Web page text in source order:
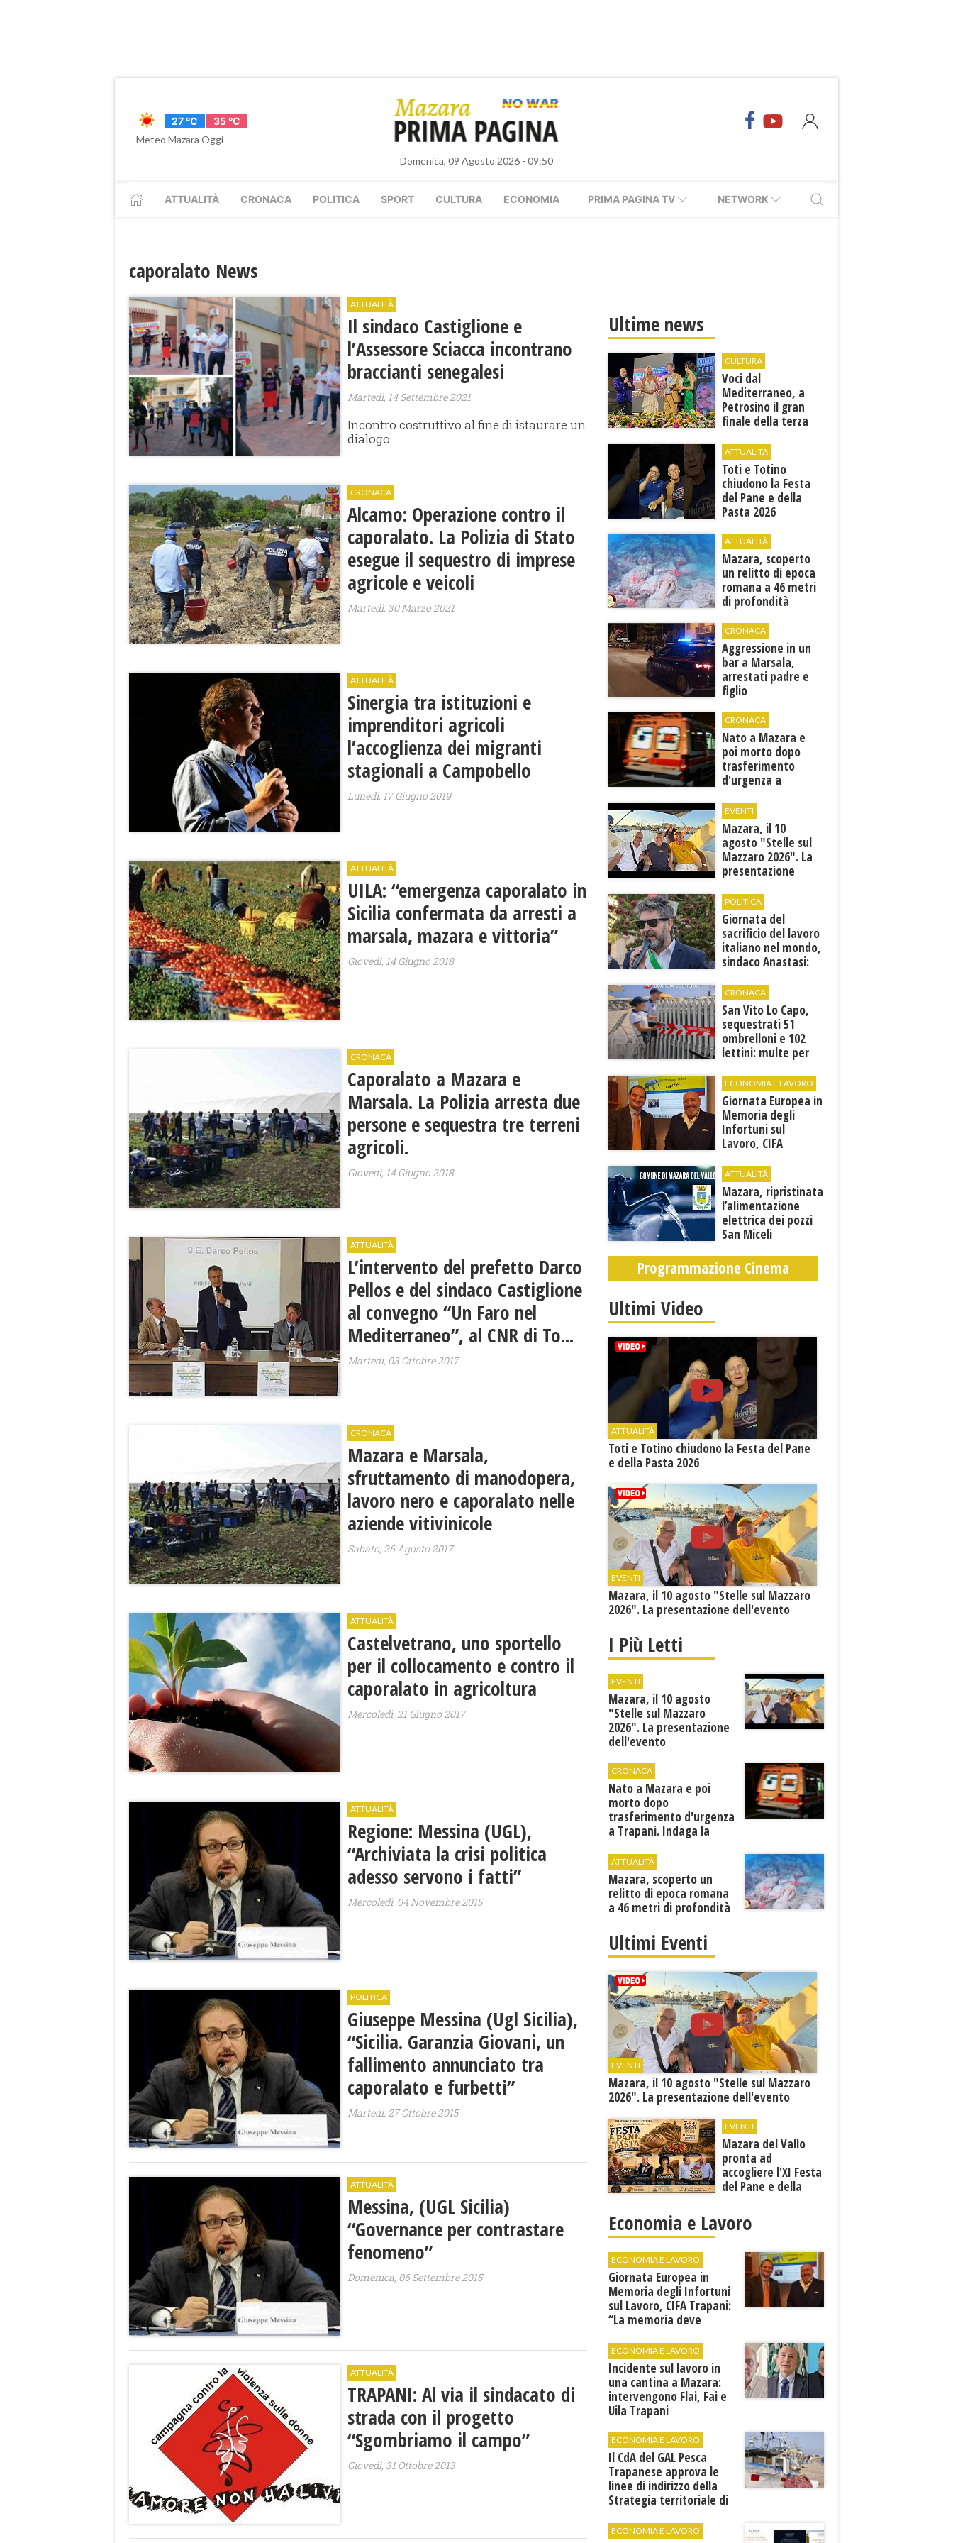
27 °C
35 °C
Meteo Mazara Oggi
Domenica, 09 Agosto 2026 - 09:50
ATTUALITÀ CRONACA POLITICA SPORT CULTURA ECONOMIA PRIMA PAGINA TV NETWORK
caporalato News
ATTUALITÀ
Il sindaco Castiglione e
l’Assessore Sciacca incontrano
braccianti senegalesi
Martedì, 14 Settembre 2021
Incontro costruttivo al fine di istaurare un
dialogo
CRONACA
Alcamo: Operazione contro il
caporalato. La Polizia di Stato
esegue il sequestro di imprese
agricole e veicoli
Martedì, 30 Marzo 2021
ATTUALITÀ
Sinergia tra istituzioni e
imprenditori agricoli
l’accoglienza dei migranti
stagionali a Campobello
Lunedì, 17 Giugno 2019
ATTUALITÀ
UILA: “emergenza caporalato in
Sicilia confermata da arresti a
marsala, mazara e vittoria”
Giovedì, 14 Giugno 2018
CRONACA
Caporalato a Mazara e
Marsala. La Polizia arresta due
persone e sequestra tre terreni
agricoli.
Giovedì, 14 Giugno 2018
ATTUALITÀ
L’intervento del prefetto Darco
Pellos e del sindaco Castiglione
al convegno “Un Faro nel
Mediterraneo”, al CNR di To...
Martedì, 03 Ottobre 2017
CRONACA
Mazara e Marsala,
sfruttamento di manodopera,
lavoro nero e caporalato nelle
aziende vitivinicole
Sabato, 26 Agosto 2017
ATTUALITÀ
Castelvetrano, uno sportello
per il collocamento e contro il
caporalato in agricoltura
Mercoledì, 21 Giugno 2017
ATTUALITÀ
Regione: Messina (UGL),
“Archiviata la crisi politica
adesso servono i fatti”
Mercoledì, 04 Novembre 2015
POLITICA
Giuseppe Messina (Ugl Sicilia),
“Sicilia. Garanzia Giovani, un
fallimento annunciato tra
caporalato e furbetti”
Martedì, 27 Ottobre 2015
ATTUALITÀ
Messina, (UGL Sicilia)
“Governance per contrastare
fenomeno”
Domenica, 06 Settembre 2015
ATTUALITÀ
TRAPANI: Al via il sindacato di
strada con il progetto
“Sgombriamo il campo”
Giovedì, 31 Ottobre 2013
Ultime news
CULTURA
Voci dal
Mediterraneo, a
Petrosino il gran
finale della terza
palco i Jalisse
ATTUALITÀ
Toti e Totino
chiudono la Festa
del Pane e della
Pasta 2026
ATTUALITÀ
Mazara, scoperto
un relitto di epoca
romana a 46 metri
di profondità
CRONACA
Aggressione in un
bar a Marsala,
arrestati padre e
figlio
CRONACA
Nato a Mazara e
poi morto dopo
trasferimento
d'urgenza a
Procura
EVENTI
Mazara, il 10
agosto "Stelle sul
Mazzaro 2026". La
presentazione
POLITICA
Giornata del
sacrificio del lavoro
italiano nel mondo,
sindaco Anastasi:
Marcinelle parla al
presente”
CRONACA
San Vito Lo Capo,
sequestrati 51
ombrelloni e 102
lettini: multe per
ECONOMIA E LAVORO
Giornata Europea in
Memoria degli
Infortuni sul
Lavoro, CIFA
memoria deve
tradursi in
prevenzione”
ATTUALITÀ
Mazara, ripristinata
l’alimentazione
elettrica dei pozzi
San Miceli
Programmazione Cinema
Ultimi Video
ATTUALITÀ
Toti e Totino chiudono la Festa del Pane
e della Pasta 2026
EVENTI
Mazara, il 10 agosto "Stelle sul Mazzaro
2026". La presentazione dell'evento
I Più Letti
EVENTI
Mazara, il 10 agosto
"Stelle sul Mazzaro
2026". La presentazione
dell'evento
CRONACA
Nato a Mazara e poi
morto dopo
trasferimento d'urgenza
a Trapani. Indaga la
ATTUALITÀ
Mazara, scoperto un
relitto di epoca romana
a 46 metri di profondità
Ultimi Eventi
EVENTI
Mazara, il 10 agosto "Stelle sul Mazzaro
2026". La presentazione dell'evento
EVENTI
Mazara del Vallo
pronta ad
accogliere l'XI Festa
del Pane e della
Economia e Lavoro
ECONOMIA E LAVORO
Giornata Europea in
Memoria degli Infortuni
sul Lavoro, CIFA Trapani:
“La memoria deve
ECONOMIA E LAVORO
Incidente sul lavoro in
una cantina a Mazara:
intervengono Flai, Fai e
Uila Trapani
ECONOMIA E LAVORO
Il CdA del GAL Pesca
Trapanese approva le
linee di indirizzo della
Strategia territoriale di
ECONOMIA E LAVORO